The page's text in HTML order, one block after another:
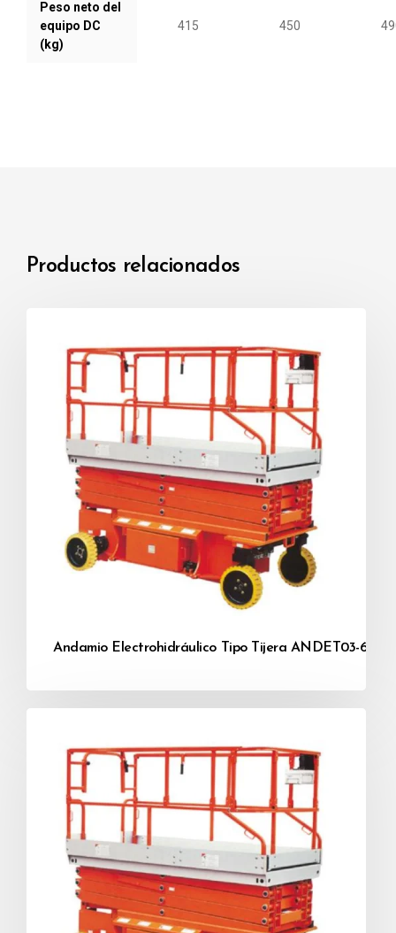
Peso neto del
equipo DC
(kg)
415 450
Productos relacionados
Andamio Electrohidráulico Tipo Tijera ANDET03-6 /